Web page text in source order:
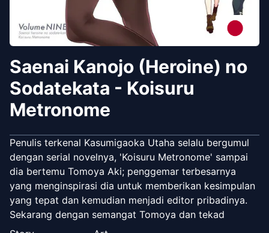
Saenai Kanojo (Heroine) no
Sodatekata - Koisuru
Metronome
Penulis terkenal Kasumigaoka Utaha selalu bergumul
dengan serial novelnya, 'Koisuru Metronome' sampai
dia bertemu Tomoya Aki; penggemar terbesarnya
yang menginspirasi dia untuk memberikan kesimpulan
yang tepat dan kemudian menjadi editor pribadinya.
Sekarang dengan semangat Tomoya dan tekad
Kasumigaoka digabungkan, keduanya bekerja sama